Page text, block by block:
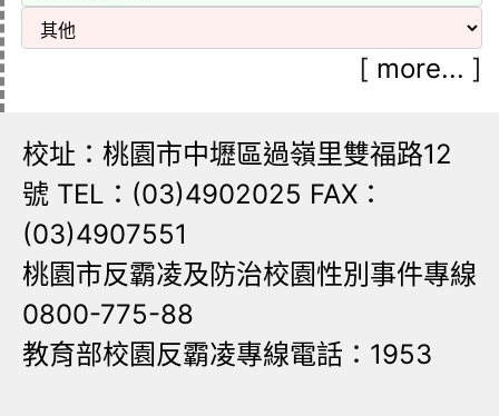
[ more... ]
校址：桃園市中壢區過嶺里雙福路12
號 TEL：(03)4902025 FAX：
(03)4907551
桃園市反霸凌及防治校園性別事件專線
0800-775-88
教育部校園反霸凌專線電話：1953